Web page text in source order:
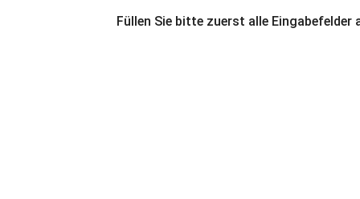
Füllen Sie bitte zuerst alle Eingabefelder